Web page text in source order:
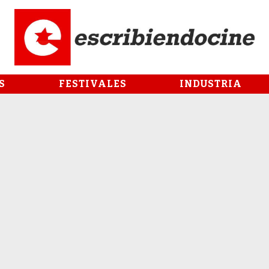
FESTIVALES INDUSTRIA